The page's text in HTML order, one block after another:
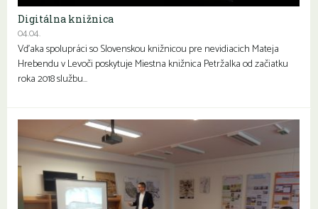
Digitálna knižnica
04.04.
Vďaka spolupráci so Slovenskou knižnicou pre nevidiacich Mateja
Hrebendu v Levoči poskytuje Miestna knižnica Petržalka od začiatku
roka 2018 službu…